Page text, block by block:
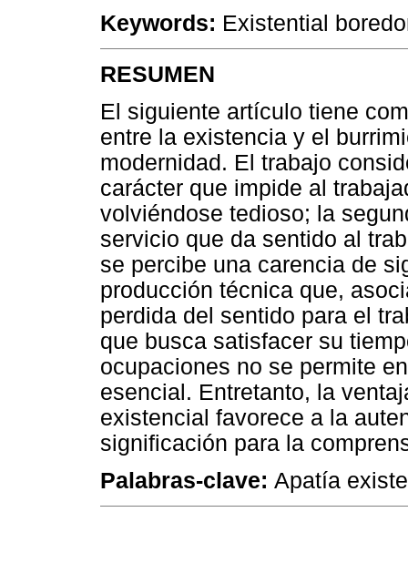
Keywords: Existential
RESUMEN
El siguiente artículo tiene
entre la existencia y el
modernidad. El trabajo
carácter que impide al
volviéndose tedioso; la
servicio que da sentido al
se percibe una carencia de
producción técnica que,
perdida del sentido para el
que busca satisfacer su
ocupaciones no se permite
esencial. Entretanto, la
existencial favorece a la
significación para la
Palabras-clave: Apatía